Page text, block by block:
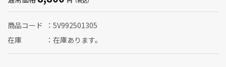
商品コード
5V992501305
在庫
在庫あります。